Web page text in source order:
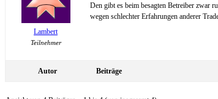
Lambert
Teilnehmer
Den gibt es beim besagten Betreiber zwar
wegen schlechter Erfahrungen anderer
Autor Beiträge